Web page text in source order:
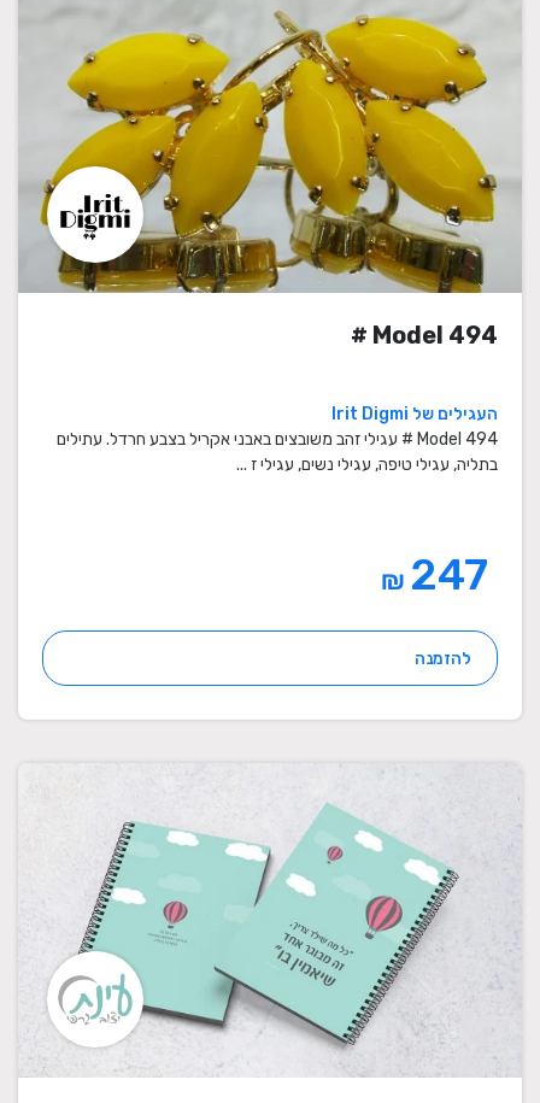
Model 494 #
העגילים של Irit Digmi
Model 494 # עגילי זהב משובצים באבני אקריל בצבע חרדל. עתילים
בתליה, עגילי טיפה, עגילי נשים, עגילי ז ...
₪
להזמנה